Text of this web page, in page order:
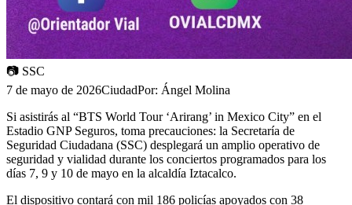
📷 SSC
7 de mayo de 2026CiudadPor: Ángel Molina
Si asistirás al “BTS World Tour ‘Arirang’ in Mexico City” en el
Estadio GNP Seguros, toma precauciones: la Secretaría de
Seguridad Ciudadana (SSC) desplegará un amplio operativo de
seguridad y vialidad durante los conciertos programados para los
días 7, 9 y 10 de mayo en la alcaldía Iztacalco.
El dispositivo contará con mil 186 policías apoyados con 38